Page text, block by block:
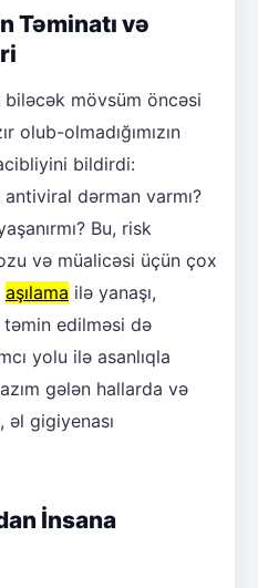
Təminatı və
mövsüm öncəsi
olub-olmadığımızın
bildirdi:
dərman varmı?
Bu, risk
və müalicəsi üçün çox
aşılama ilə yanaşı,
təmin edilməsi də
yolu ilə asanlıqla
gələn hallarda və
gigiyenası
İnsana